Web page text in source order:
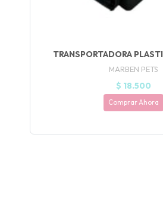
TRANSPORTADORA
MARBEN PETS
$ 18.500
Comprar Ahora